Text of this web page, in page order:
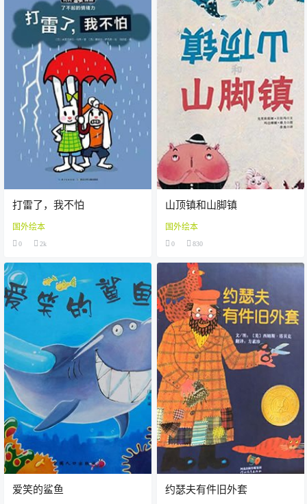
打雷了，我不怕
国外绘本
0 2k
山顶镇和山脚镇
国外绘本
0 830
爱笑的鲨鱼 约瑟夫有件旧外套